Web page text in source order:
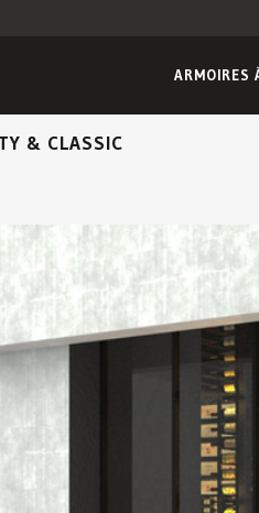
ARMOIRES
& CLASSIC